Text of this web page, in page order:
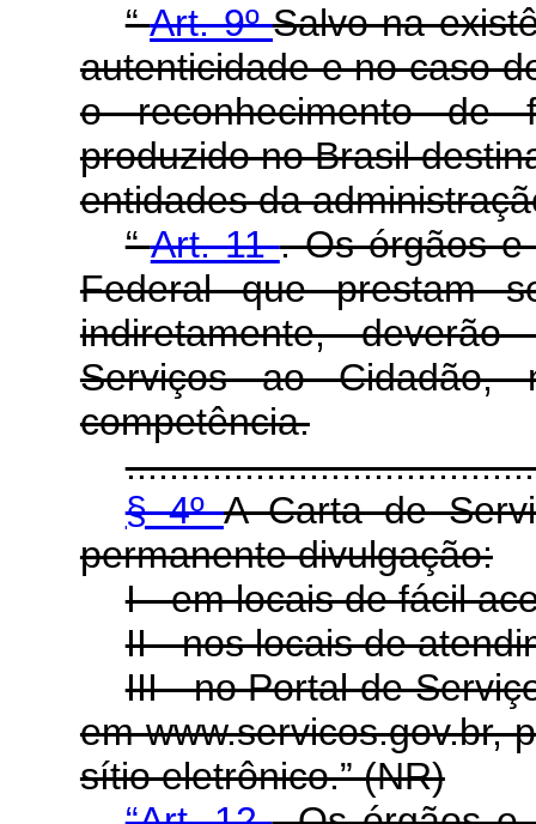
“Art. 9ºSalvo na
autenticidade e no caso
o reconhecimento de
produzido no Brasil
entidades da
“Art. 11. Os órgãos e
Federal que prestam
indiretamente,
Serviços ao
competência.
§ 4ºA Carta de
permanente divulgação:
I - em locais de fácil
II - nos locais de
III - no Portal de
em www.servicos.gov.br,
sítio eletrônico.” (NR)